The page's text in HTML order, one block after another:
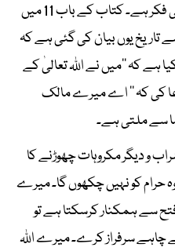
ہے، مجھے اپنی دھرتی کے دفاع کی فکر ہے۔ کتاب کے باب 11 میں
سے تاریخ یوں بیان کی گئی ہے کہ
ہے کہ ’’میں نے اللہ تعالیٰ کے
کی کہ ’’ اے میرے مالک
سے ملتی ہے۔
و دیگر مکروہات چھوڑنے کا
حرام کو نہیں چکھوں گا۔ میرے
سے ہمکنار کرسکتا ہے تو
چاہے سرفراز کرے۔ میرے اللہ